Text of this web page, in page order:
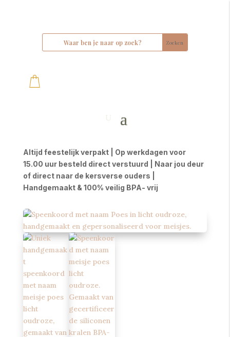
Altijd feestelijk verpakt | Op werkdagen voor
15.00 uur besteld direct verstuurd | Naar jou deur
of direct naar de kersverse ouders |
Handgemaakt & 100% veilig BPA- vrij